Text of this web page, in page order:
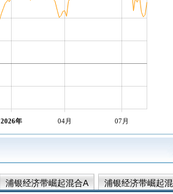
2026年 04月 07月
浦银经济带崛起混合A 浦银经济带崛起